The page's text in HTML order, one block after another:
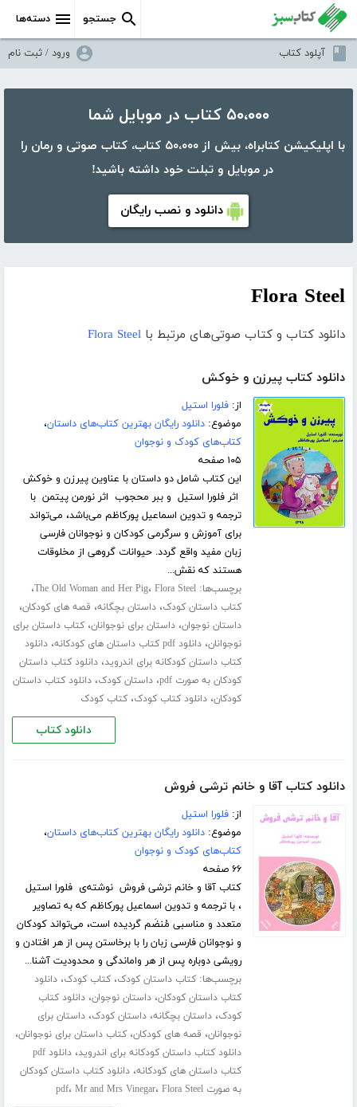
دسته‌ها جستجو
آپلود کتاب ورود / ثبت نام
۵۰،۰۰۰ کتاب در موبایل شما
با اپلیکیشن کتابراه، بیش از ۵۰،۰۰۰ کتاب، کتاب صوتی و رمان را
در موبایل و تبلت خود داشته باشید!
دانلود و نصب رایگان
Flora Steel
دانلود کتاب و کتاب صوتی‌های مرتبط با Flora Steel
دانلود کتاب پیرزن و خوکش
از:فلورا استیل
موضوع:دانلود رایگان بهترین کتاب‌های داستان،
کتاب‌های کودک و نوجوان
۱۰۵ صفحه
این کتاب شامل دو داستان با عناوین پیرزن و خوکش
اثر فلورا استیل و ببر محجوب اثر نورمن پیتمن با
ترجمه و تدوین اسماعیل پورکاظم می‌باشد، می‌تواند
برای آموزش و سرگرمی کودکان و نوجوانان فارسی
زبان مفید واقع گردد. حیوانات گروهی از مخلوقات
هستند که نقش...
برچسب‌ها:
The Old Woman and Her Pig، Flora Steel ،
کتاب داستان کودک،داستان بچگانه، قصه های کودکان،
داستان نوجوان،داستان برای نوجوانان،کتاب داستان برای
نوجوانان،دانلود pdf کتاب داستان های کودکانه ،دانلود
کتاب داستان کودکانه برای اندروید،دانلود کتاب داستان
کودکان به صورت pdf
،داستان کودک،دانلود کتاب داستان
کودکان،دانلود کتاب کودک،کتاب کودک
دانلود کتاب
دانلود کتاب آقا و خانم ترشی فروش
از:فلورا استیل
موضوع:دانلود رایگان بهترین کتاب‌های داستان،
کتاب‌های کودک و نوجوان
۶۶ صفحه
کتاب آقا و خانم ترشی فروش نوشته‌ی فلورا استیل
، با ترجمه و تدوین اسماعیل پورکاظم که به تصاویر
متعدد و مناسبی مُنضَم گردیده است، می‌تواند کودکان
و نوجوانان فارسی زبان را با برخاستن پس از هر افتادن و
رویشی دوباره پس از هر واماندگی و محدودیت آشنا...
برچسب‌ها:کتاب داستان کودک،کتاب کودک،دانلود
کتاب داستان کودکان،داستان نوجوان،دانلود کتاب
کودک،داستان بچگانه،داستان کودک،داستان برای
نوجوانان، قصه های کودکان،کتاب داستان برای نوجوانان،
دانلود کتاب داستان کودکانه برای اندروید،
دانلود pdf
کتاب داستان های کودکانه،دانلود کتاب داستان کودکان
به صورت pdf
، Mr and Mrs Vinegar، Flora Steel